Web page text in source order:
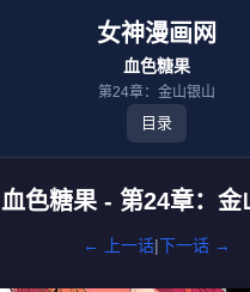
女神漫画网
血色糖果
第24章：金山银山
目录
血色糖果 - 第24章：金
← 上一话|下一话 →